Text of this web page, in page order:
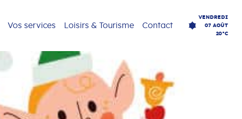
Vos services Loisirs & Tourisme Contact
VENDREDI
07 AOÛT
20°C